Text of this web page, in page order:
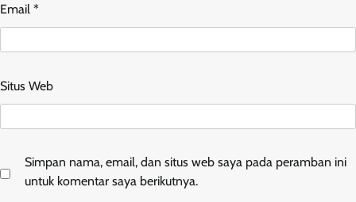
Email *
Situs Web
Simpan nama, email, dan situs web saya pada peramban ini
untuk komentar saya berikutnya.